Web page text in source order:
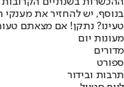
בנוסף, יש להחזיר את
טעינו? נתקן! אם מצאתם
מעונות יום
מדורים
ספורט
תרבות ובידור